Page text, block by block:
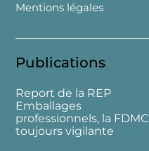
Mentions légales
Publications
Report de la REP
Emballages
professionnels, la FDMC
toujours vigilante